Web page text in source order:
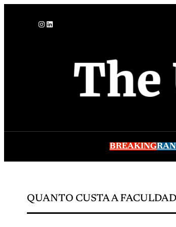
Instagram LinkedIn
BREAKING
QUANTO CUSTA A